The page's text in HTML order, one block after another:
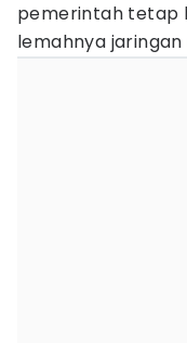
pemerintah tetap
lemahnya